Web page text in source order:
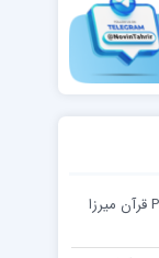
دانلود فایل PDF قرآن میرزا